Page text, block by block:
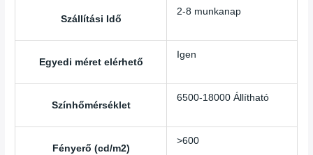
Szállítási Idő
2-8 munkanap
Egyedi méret elérhető
Igen
Színhőmérséklet
6500-18000 Állítható
Fényerő (cd/m2)
>600